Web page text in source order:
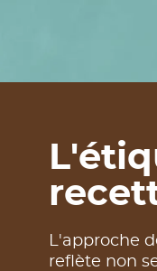
L'approche
reflète non